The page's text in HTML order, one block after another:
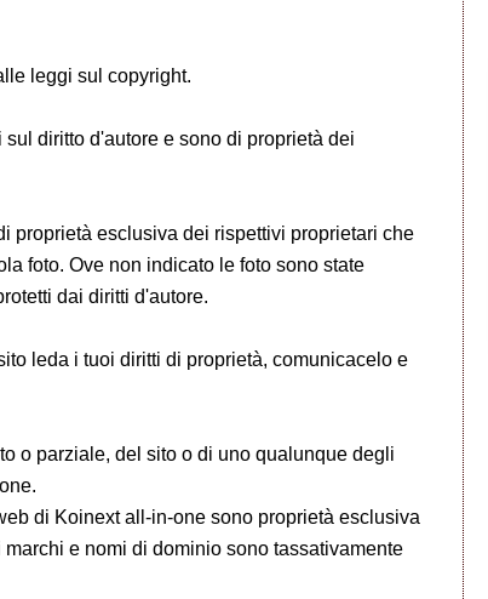
leggi sul copyright.
diritto d'autore e sono di proprietà dei
proprietà esclusiva dei rispettivi proprietari che
foto. Ove non indicato le foto sono state
dai diritti d'autore.
leda i tuoi diritti di proprietà, comunicacelo e
o parziale, del sito o di uno qualunque degli
di Koinext all-in-one sono proprietà esclusiva
e nomi di dominio sono tassativamente